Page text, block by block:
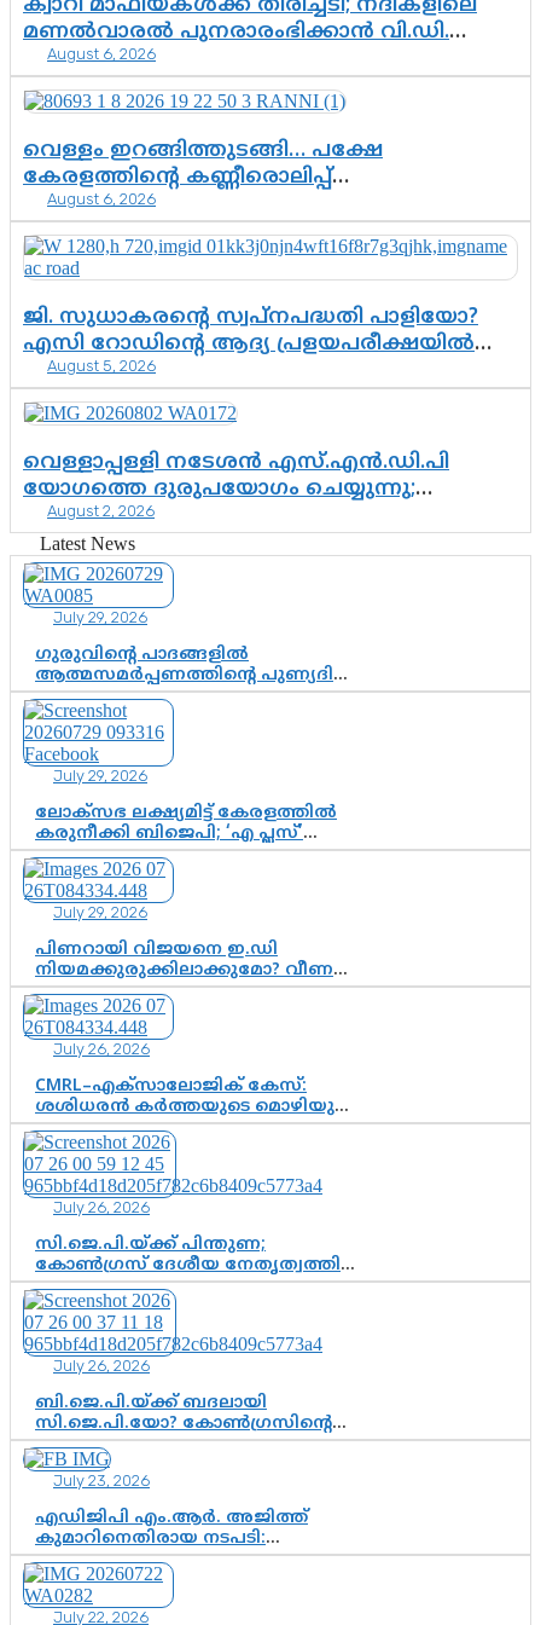
ക്വാറി മാഫിയകൾക്ക് തിരിച്ചടി; നദികളിലെ
മണൽവാരൽ പുനരാരംഭിക്കാൻ വി.ഡി.
സർക്കാർ തീരുമാനം
August 6, 2026
വെള്ളം ഇറങ്ങിത്തുടങ്ങി… പക്ഷേ
കേരളത്തിന്റെ കണ്ണീരൊലിപ്പ്
എന്നവസാനിക്കും?
August 6, 2026
ജി. സുധാകരന്റെ സ്വപ്നപദ്ധതി പാളിയോ?
എസി റോഡിന്റെ ആദ്യ പ്രളയപരീക്ഷയിൽ
ഉയരുന്നത് ഗുരുതര ചോദ്യങ്ങൾ
August 5, 2026
വെള്ളാപ്പള്ളി നടേശൻ എസ്.എൻ.ഡി.പി
യോഗത്തെ ദുരുപയോഗം ചെയ്യുന്നു;
ശ്രീനാരായണ പ്രസ്ഥാനത്തെ കാർന്നുതിന്നുന്ന
വിഷവിത്ത്: ഗോകുലം ഗോപാലൻ
August 2, 2026
Latest News
July 29, 2026
ഗുരുവിന്റെ പാദങ്ങളിൽ
ആത്മസമർപ്പണത്തിന്റെ പുണ്യദിനം;
മാതാ അമൃതാനന്ദമയി മഠത്തിൽ
ഭക്തിസാന്ദ്രമായി ഗുരുപൂർണിമ
ആഘോഷം
July 29, 2026
ലോക്സഭ ലക്ഷ്യമിട്ട് കേരളത്തിൽ
കരുനീക്കി ബിജെപി; ‘എ പ്ലസ്’
മണ്ഡലങ്ങളിൽ പ്രമുഖരെ ഇറക്കി
കേന്ദ്രനേതൃത്വം, തിരുവനന്തപുരത്ത്
രാജീവ് ചന്ദ്രശേഖർ, ആറ്റിങ്ങലിൽ
കെ. സുരേന്ദ്രൻ; ആലപ്പുഴയിൽ
ശോഭാ സുരേന്ദ്രൻ..
July 29, 2026
പിണറായി വിജയനെ ഇ.ഡി
നിയമക്കുരുക്കിലാക്കുമോ? വീണ
വിജയൻ മാപ്പുസാക്ഷിയാകുമോ?
കർത്തയുടെ മൊഴി നിർണായക
വഴിത്തിരിവാകുമോ?
July 26, 2026
CMRL–എക്‌സാലോജിക് കേസ്:
ശശിധരൻ കർത്തയുടെ മൊഴിയുടെ
അടിസ്ഥാനത്തിൽ പിണറായി
വിജയനെ ചോദ്യം ചെയ്യുന്നതിൽ ഉടൻ
തീരുമാനം; വീണയ്‌ക്കെതിരെ
കൂടുതൽ തെളിവുകൾ പരിശോധിച്ച്
ഇഡി
July 26, 2026
സി.ജെ.പി.യ്ക്ക് പിന്തുണ;
കോൺഗ്രസ് ദേശീയ നേതൃത്വത്തിൽ
ആശങ്കയോ? പാർട്ടിക്കുള്ളിൽ
ഭിന്നാഭിപ്രായമെന്ന വിലയിരുത്തൽ
July 26, 2026
ബി.ജെ.പി.യ്ക്ക് ബദലായി
സി.ജെ.പി.യോ? കോൺഗ്രസിന്റെ
രാഷ്ട്രീയ ഇടം കൈവശപ്പെടുത്താൻ
സിജെപി ഉയർന്നുകഴിഞ്ഞോ?
ഇന്ത്യൻ രാഷ്ട്രീയത്തിലെ പുതിയ
വഴിത്തിരിവ്
July 23, 2026
എഡിജിപി എം.ആർ. അജിത്ത്
കുമാറിനെതിരായ നടപടി:
സസ്പെൻഷനിൽ ഒതുങ്ങുമോ,
അതോ കൂടുതൽ കടുത്ത
നടപടികളിലേക്കോ?
July 22, 2026